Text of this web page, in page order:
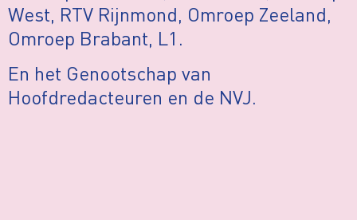
West, RTV Rijnmond, Omroep Zeeland,
Omroep Brabant, L1.
En het Genootschap van
Hoofdredacteuren en de NVJ.